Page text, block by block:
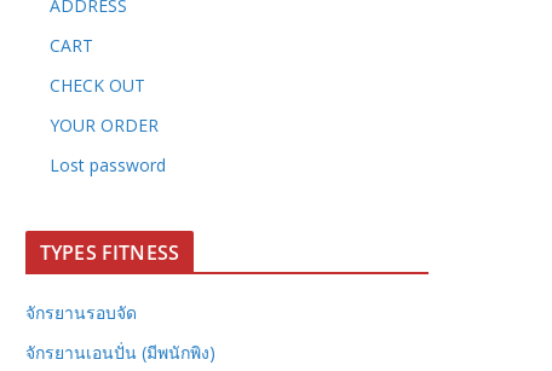
ADDRESS
CART
CHECK OUT
YOUR ORDER
Lost password
TYPES FITNESS
จักรยานรอบจัด
จักรยานเอนปั่น (มีพนักพิง)